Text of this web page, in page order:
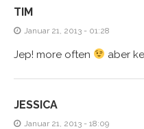
TIM
Januar 21, 2013 - 01:28
Jep! more often aber
JESSICA
Januar 21, 2013 - 18:09